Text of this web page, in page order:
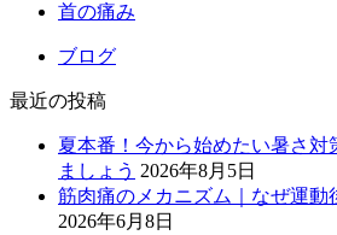
首の痛み
ブログ
最近の投稿
夏本番！今から始めたい暑さ対
ましょう 2026年8月5日
筋肉痛のメカニズム｜なぜ運動
2026年6月8日